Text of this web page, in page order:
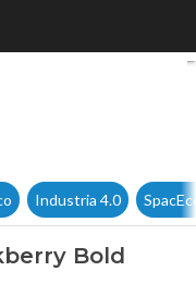
Italia il Blackberry
Industria 4.0
Bold